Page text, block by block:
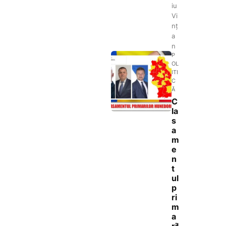
iu
Vi
nț
a
n
P
OL
ITI
C
Ă
C
la
s
a
m
e
n
t
ul
p
ri
m
a